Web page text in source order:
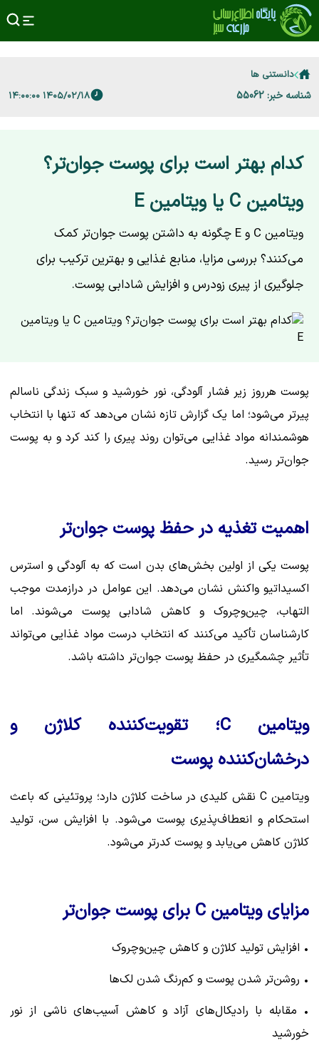
دانستنی ها
شناسه خبر: 55062 ۱۴۰۵/۰۲/۱۸ ۱۴:۰۰:۰۰
کدام بهتر است برای پوست جوان‌تر؟
ویتامین C یا ویتامین E
ویتامین C و E چگونه به داشتن پوست جوان‌تر کمک
می‌کنند؟ بررسی مزایا، منابع غذایی و بهترین ترکیب برای
جلوگیری از پیری زودرس و افزایش شادابی پوست.
پوست هرروز زیر فشار آلودگی، نور خورشید و سبک زندگی ناسالم
پیرتر می‌شود؛ اما یک گزارش تازه نشان می‌دهد که تنها با انتخاب
هوشمندانه مواد غذایی می‌توان روند پیری را کند کرد و به پوست
جوان‌تر رسید.
اهمیت تغذیه در حفظ پوست جوان‌تر
پوست یکی از اولین بخش‌های بدن است که به آلودگی و استرس
اکسیداتیو واکنش نشان می‌دهد. این عوامل در درازمدت موجب
التهاب، چین‌وچروک و کاهش شادابی پوست می‌شوند. اما
کارشناسان تأکید می‌کنند که انتخاب درست مواد غذایی می‌تواند
تأثیر چشمگیری در حفظ پوست جوان‌تر داشته باشد.
ویتامین C؛ تقویت‌کننده کلاژن و
درخشان‌کننده پوست
ویتامین C نقش کلیدی در ساخت کلاژن دارد؛ پروتئینی که باعث
استحکام و انعطاف‌پذیری پوست می‌شود. با افزایش سن، تولید
کلاژن کاهش می‌یابد و پوست کدرتر می‌شود.
مزایای ویتامین C برای پوست جوان‌تر
• افزایش تولید کلاژن و کاهش چین‌وچروک
• روشن‌تر شدن پوست و کم‌رنگ شدن لک‌ها
• مقابله با رادیکال‌های آزاد و کاهش آسیب‌های ناشی از نور
خورشید